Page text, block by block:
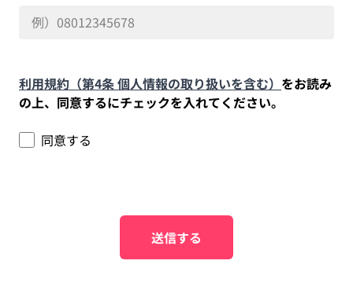
利用規約（第4条 個人情報の取り扱いを含む） をお読み
の上、同意するにチェックを入れてください。
同意する
送信する